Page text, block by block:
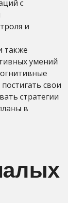
с
и
также
умений
свои
стратегии
в